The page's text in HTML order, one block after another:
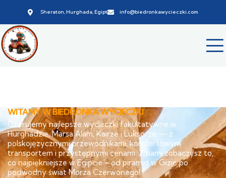
Sheraton, Hurghada, Egipt info@biedronkawycieczki.com
WITAMY W BIEDRONKA WYCIECZKI
Oferujemy najlepsze wycieczki fakultatywne w
Hurghadzie, Marsa Alam, Kairze i Luksorze — z
polskojęzycznymi przewodnikami, komfortowym
transportem i przystępnymi cenami. Z nami zobaczysz to,
co najpiękniejsze w Egipcie – od piramid w Gizie po
podwodny świat Morza Czerwonego!